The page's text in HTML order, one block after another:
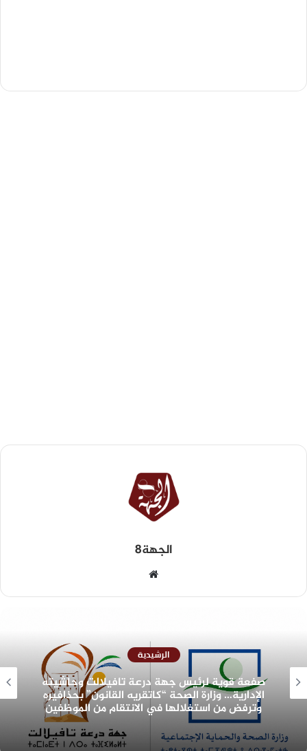
الجهة8
الرشيدية
صفعة قوية لرئيس جهة درعة تافيلالت وحاشيته
الإدارية… وزارة الصحة “كاتقريه القانون” بحذافيره
وترفض من استغلالها في الانتقام من الموظفين